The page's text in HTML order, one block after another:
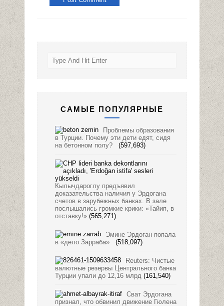
САМЫЕ ПОПУЛЯРНЫЕ
Проблемы образования
в Турции. Почему эти дети едят, сидя
на бетонном полу?
(597,693)
Кылычдароглу предъявил
доказательства наличия у Эрдогана
счетов в зарубежных банках. В зале
послышались громкие крики: «Тайип, в
отставку!» (565,271)
Эмине Эрдоган попала
в «дело Зарраба»
(518,097)
Reuters: Чистые
валютные резервы Центрального банка
Турции упали до 12,16 млрд (161,540)
Сват Эрдогана
признал, что обвинил движение Гюлена